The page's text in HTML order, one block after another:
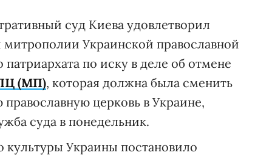
суд Киева удовлетворил
митрополии Украинской православной
по иску в деле об отмене
(МП), которая должна была сменить
православную церковь в Украине,
суда в понедельник.
культуры Украины постановило